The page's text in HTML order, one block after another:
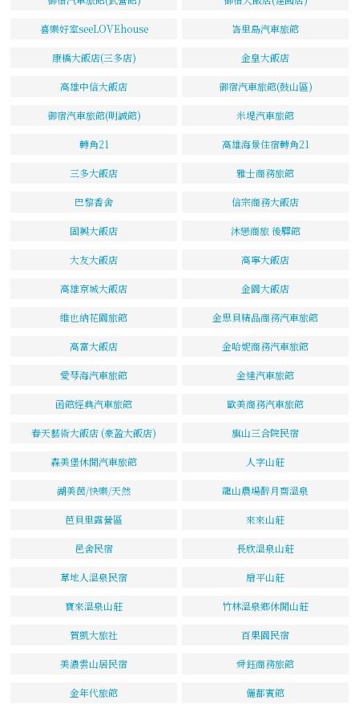
喜樂好室seeLOVEhouse 峇里島汽車旅館
康橋大飯店(三多店) 金皇大飯店
高雄中信大飯店 御宿汽車旅館(鼓山區)
御宿汽車旅館(明誠館) 米堤汽車旅館
轉角21 高雄海景住宿轉角21
三多大飯店 雅士商務旅館
巴黎香舍 信宗商務大飯店
固興大飯店 沐戀商旅 後驛館
大友大飯店 高寧大飯店
高雄京城大飯店 金園大飯店
維也納花園旅館 金思貝精品商務汽車旅館
高富大飯店 金哈妮商務汽車旅館
愛琴海汽車旅館 金達汽車旅館
函館經典汽車旅館 歐美商務汽車旅館
春天藝術大飯店 (豪盈大飯店) 旗山三合院民宿
森美堡休閒汽車旅館 人字山莊
湖美茵/快樂/天然 龍山農場醉月齋溫泉
芭貝里露營區 來來山莊
邑舍民宿 長欣溫泉山莊
草地人溫泉民宿 扇平山莊
寶來溫泉山莊 竹林溫泉鄉休閒山莊
賀凱大旅社 百果園民宿
美濃雲山居民宿 舜鈺商務旅館
金年代旅館 儷都賓館